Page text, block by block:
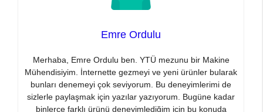
Emre Ordulu
Merhaba, Emre Ordulu ben. YTÜ mezunu bir Makine
Mühendisiyim. İnternette gezmeyi ve yeni ürünler bularak
bunları denemeyi çok seviyorum. Bu deneyimlerimi de
sizlerle paylaşmak için yazılar yazıyorum. Bugüne kadar
binlerce farklı ürünü deneyimlediğim için bu konuda